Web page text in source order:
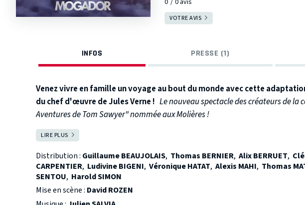
VOTRE AVIS
INFOS PRESSE (1)
Venez vivre en famille un voyage au bout du monde avec cette
du chef d'œuvre de Jules Verne ! Le nouveau spectacle des créateurs de la
Aventures de Tom Sawyer" nommée aux Molières !
Londres, 1889.
Phileas Fogg est un gentleman secret et flegmatique qui vit sa vie avec
mathématique. Il passe une grande partie de son temps au Reform Club à
LIRE PLUS
Distribution : Guillaume BEAUJOLAIS, Thomas BERNIER, Alix BERRUET,
CARPENTIER, Ludivine BIGENI, Véronique HATAT, Alexis MAHI, Thomas
SENTOU, Harold SIMON
Mise en scène : David ROZEN